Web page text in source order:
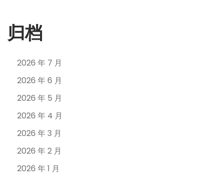
归档
2026 年 7 月
2026 年 6 月
2026 年 5 月
2026 年 4 月
2026 年 3 月
2026 年 2 月
2026 年 1 月